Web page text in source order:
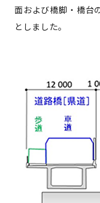
面および橋脚・橋台
としました。